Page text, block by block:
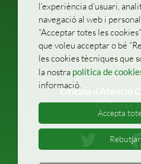
Pl. de la Vila,
Telèfons: 977 87
Fax:
Oficina d’Atenció
C/ Torres
l’experiència d’usuari,
navegació al web i
“Acceptar totes les
que voleu acceptar o bé
les cookies tècniques que
la nostra política de
informació.
Accepta